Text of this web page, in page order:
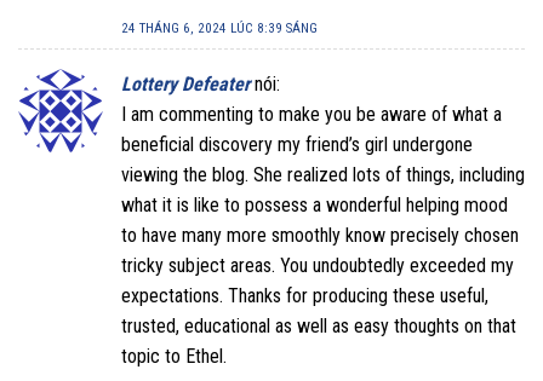
24 THÁNG 6, 2024 LÚC 8:39 SÁNG
Lottery Defeater nói:
I am commenting to make you be aware of what a
beneficial discovery my friend’s girl undergone
viewing the blog. She realized lots of things, including
what it is like to possess a wonderful helping mood
to have many more smoothly know precisely chosen
tricky subject areas. You undoubtedly exceeded my
expectations. Thanks for producing these useful,
trusted, educational as well as easy thoughts on that
topic to Ethel.